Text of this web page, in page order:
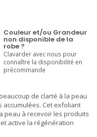
Couleur et/ou Grandeur
non disponible de la
robe ?
Clavarder avec nous pour
connaître la disponibilité en
précommande
de clarté à la peau
accumulées. Cet exfoliant
peau à recevoir les produits
active la régénération